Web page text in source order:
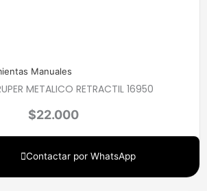
Manuales
METALICO RETRACTIL 16950
$22.000
Contactar por WhatsApp